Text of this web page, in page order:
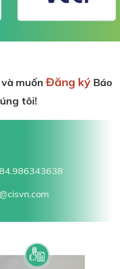
và muốnĐăng ký Báo
tôi!